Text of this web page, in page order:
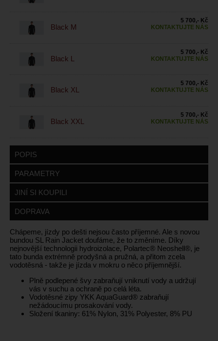
Black M
5 700,- Kč
KONTAKTUJTE NÁS
Black L
5 700,- Kč
KONTAKTUJTE NÁS
Black XL
5 700,- Kč
KONTAKTUJTE NÁS
Black XXL
5 700,- Kč
KONTAKTUJTE NÁS
POPIS
PARAMETRY
JINÍ SI KOUPILI
DOPRAVA
Chápeme, jízdy po dešti nejsou často příjemné. Ale s novou
bundou SL Rain Jacket doufáme, že to změníme. Díky
nejnovější technologii hydroizolace, Polartec® Neoshell®, je
tato bunda extrémně prodyšná a pružná, a přitom zcela
vodotěsná - takže je jízda v mokru o něco příjemnější.
Plně podlepené švy zabraňují vniknutí vody a udržují
vás v suchu a ochraně po celá léta.
Vodotěsné zipy YKK AquaGuard® zabraňují
nežádoucímu prosakování vody.
Složení tkaniny: 61% Nylon, 31% Polyester, 8% PU